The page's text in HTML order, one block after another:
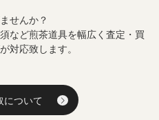
せんか？
など煎茶道具を幅広く査定・買
対応致します。
について